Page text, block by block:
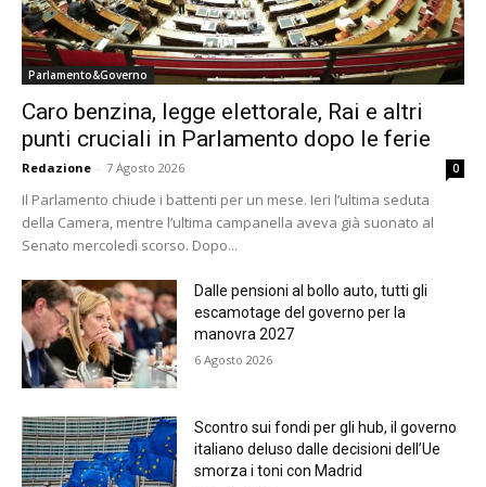
Parlamento&Governo
Caro benzina, legge elettorale, Rai e altri
punti cruciali in Parlamento dopo le ferie
Redazione - 7 Agosto 2026 0
Il Parlamento chiude i battenti per un mese. Ieri l’ultima seduta
della Camera, mentre l’ultima campanella aveva già suonato al
Senato mercoledì scorso. Dopo...
Dalle pensioni al bollo auto, tutti gli
escamotage del governo per la
manovra 2027
6 Agosto 2026
Scontro sui fondi per gli hub, il governo
italiano deluso dalle decisioni dell’Ue
smorza i toni con Madrid